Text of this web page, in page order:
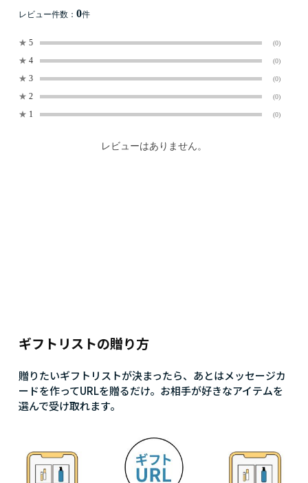
レビュー件数： 0件
★ 5 (0)
★ 4 (0)
★ 3 (0)
★ 2 (0)
★ 1 (0)
レビューはありません。
ギフトリストの贈り方
贈りたいギフトリストが決まったら、あとはメッセージカ
ードを作ってURLを贈るだけ。お相手が好きなアイテムを
選んで受け取れます。